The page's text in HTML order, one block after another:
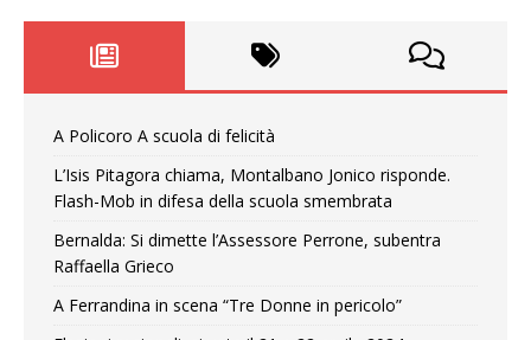
A Policoro A scuola di felicità
L’Isis Pitagora chiama, Montalbano Jonico risponde.
Flash-Mob in difesa della scuola smembrata
Bernalda: Si dimette l’Assessore Perrone, subentra
Raffaella Grieco
A Ferrandina in scena “Tre Donne in pericolo”